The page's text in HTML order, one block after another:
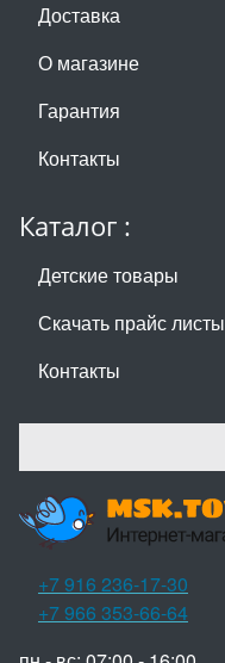
Доставка
О магазине
Гарантия
Контакты
Каталог :
Детские товары
Скачать прайс листы
Контакты
+7 916 236-17-30
+7 966 353-66-64